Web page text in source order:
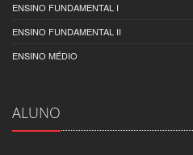
ENSINO FUNDAMENTAL I
ENSINO FUNDAMENTAL II
ENSINO MÉDIO
ALUNO